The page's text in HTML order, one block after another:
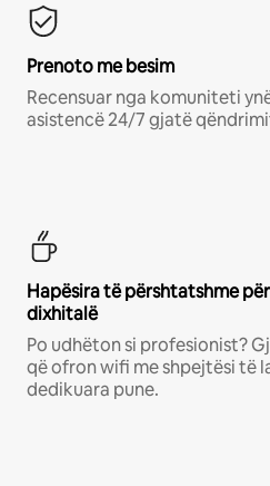
Prenoto me besim
Recensuar nga komuniteti
asistencë 24/7 gjatë
Hapësira të përshtatshme
dixhitalë
Po udhëton si profesionist?
që ofron wifi me shpejtësi të
dedikuara pune.